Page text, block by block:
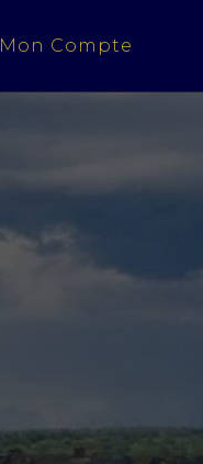
Mon Compte